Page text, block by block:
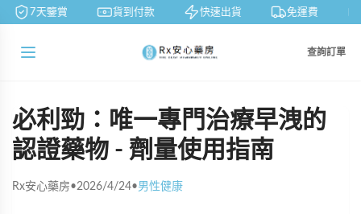
7天鑒賞 貨到付款 快速出貨 免運費
查詢訂單
必利勁：唯一專門治療早洩的
認證藥物 - 劑量使用指南
Rx安心藥房•2026/4/24•男性健康